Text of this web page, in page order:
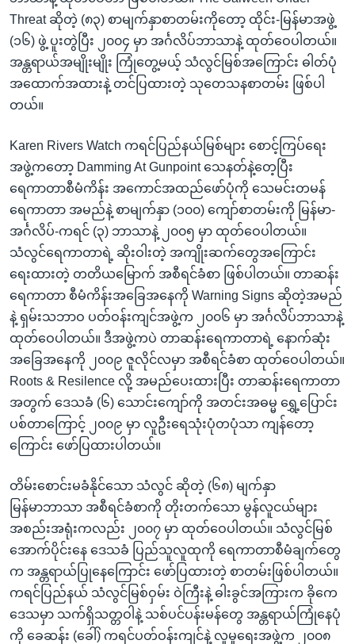
Threat ဆိုတဲ့ (၈၃) စာမျက်နှာစာတမ်းကိုတော့ ထိုင်း-မြန်မာအဖွဲ့
(၁၆) ဖွဲ့ ပူးတွဲပြီး ၂၀၀၄ မှာ အင်္ဂလိပ်ဘာသာနဲ့ ထုတ်ဝေပါတယ်။
အန္တရာယ်အမျိုးမျိုး ကြုံတွေ့မယ့် သံလွင်မြစ်အကြောင်း ဓါတ်ပုံ
အထောက်အထားနဲ့ တင်ပြထားတဲ့ သုတေသနစာတမ်း ဖြစ်ပါ
တယ်။
Karen Rivers Watch ကရင်ပြည်နယ်မြစ်များ စောင့်ကြပ်ရေး
အဖွဲ့ကတော့ Damming At Gunpoint သေနတ်နဲ့တေ့ပြီး
ရေကာတာစီမံကိန်း အကောင်အထည်ဖော်ပုံကို သေမင်းတမန်
ရေကာတာ အမည်နဲ့ စာမျက်နှာ (၁၀၀) ကျော်စာတမ်းကို မြန်မာ-
အင်္ဂလိပ်-ကရင် (၃) ဘာသာနဲ့ ၂၀၀၅ မှာ ထုတ်ဝေပါတယ်။
သံလွင်ရေကာတာရဲ့ ဆိုးဝါးတဲ့ အကျိုးဆက်တွေအကြောင်း
ရေးထားတဲ့ တတိယမြောက် အစီရင်ခံစာ ဖြစ်ပါတယ်။ တာဆန်း
ရေကာတာ စီမံကိန်းအခြေအနေကို Warning Signs ဆိုတဲ့အမည်
နဲ့ ရှမ်းသဘာဝ ပတ်ဝန်းကျင်အဖွဲ့က ၂၀၀၆ မှာ အင်္ဂလိပ်ဘာသာနဲ့
ထုတ်ဝေပါတယ်။ ဒီအဖွဲ့ကပဲ တာဆန်းရေကာတာရဲ့ နောက်ဆုံး
အခြေအနေကို ၂၀၀၉ ဇူလိုင်လမှာ အစီရင်ခံစာ ထုတ်ဝေပါတယ်။
Roots & Resilence လို့ အမည်ပေးထားပြီး တာဆန်းရေကာတာ
အတွက် ဒေသခံ (၆) သောင်းကျော်ကို အတင်းအဓမ္မ ရွှေ့ပြောင်း
ပစ်တာကြောင့် ၂၀၀၉ မှာ လူဦးရေသုံးပုံတပုံသာ ကျန်တော့
ကြောင်း ဖော်ပြထားပါတယ်။
တိမ်းစောင်းမခံနိုင်သော သံလွင် ဆိုတဲ့ (၆၈) မျက်နှာ
မြန်မာဘာသာ အစီရင်ခံစာကို တိုးတက်သော မွန်လူငယ်များ
အစည်းအရုံးကလည်း ၂၀၀၇ မှာ ထုတ်ဝေပါတယ်။ သံလွင်မြစ်
အောက်ပိုင်းနေ ဒေသခံ ပြည်သူလူထုကို ရေကာတာစီမံချက်တွေ
က အန္တရာယ်ပြုနေကြောင်း ဖော်ပြထားတဲ့ စာတမ်းဖြစ်ပါတယ်။
ကရင်ပြည်နယ် သံလွင်မြစ်ဝှမ်း ဝဲကြီးနဲ့ ဓါးခွင်အကြားက ခိုကေ
ဒေသမှာ သက်ရှိသတ္တဝါနဲ့ သစ်ပင်ပန်းမန်တွေ အန္တရာယ်ကြုံနေပုံ
ကို ခေဆန်း (ခေါ်) ကရင်ပတ်ဝန်းကျင်နဲ့ လူမှုရေးအဖွဲ့က ၂၀၀၈